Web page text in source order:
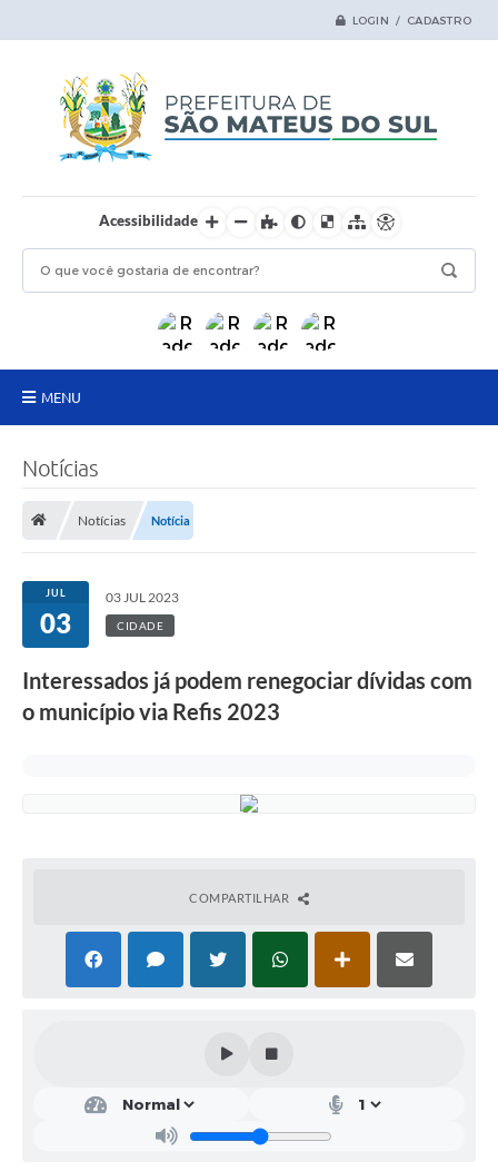
LOGIN / CADASTRO
Acessibilidade
MENU
Transparência
Secretarias
Ouvidoria
PSS Unificado 2025
INOVA_SÃO MATEUS DO SUL
Notícias
Notícias Notícia
JUL
03
03 JUL 2023
CIDADE
Interessados já podem renegociar dívidas com
o município via Refis 2023
COMPARTILHAR